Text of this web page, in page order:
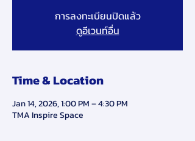
การลงทะเบียนปิดแล้ว
ดูอีเวนท์อื่น
Time & Location
Jan 14, 2026, 1:00 PM – 4:30 PM
TMA Inspire Space